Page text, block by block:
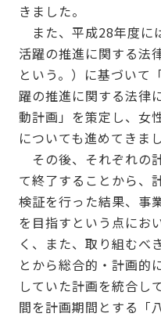
きました。
また、平成28年度に
活躍の推進に関する法
という。）に基づいて
躍の推進に関する法律
動計画」を策定し、女
についても進めてきまし
その後、それぞれの
て終了することから、
検証を行った結果、事
を目指すという点にお
く、また、取り組むべ
とから総合的・計画的
していた計画を統合し
間を計画期間とする「